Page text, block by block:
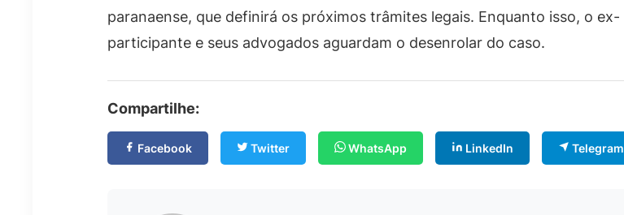
paranaense, que definirá os próximos trâmites legais. Enquanto isso, o ex-
participante e seus advogados aguardam o desenrolar do caso.
Compartilhe:
Facebook Twitter WhatsApp LinkedIn Telegram